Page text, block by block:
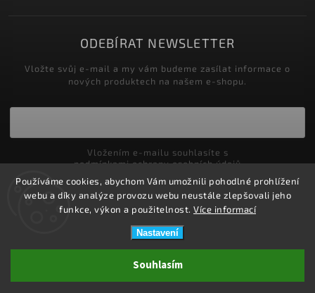
Používáme cookies, abychom Vám umožnili pohodlné prohlížení
webu a díky analýze provozu webu neustále zlepšovali jeho
funkce, výkon a použitelnost. Více informací
Nastavení
Souhlasím
ODEBÍRAT NEWSLETTER
Vložte svůj e-mail a my vám budeme zasílat informace o
nových produktech na našem e-shopu.
podmínkami ochrany osobních údajů
Přihlásit se
ZDRAVOTNÍ POTŘEBY DRDLOVÁ